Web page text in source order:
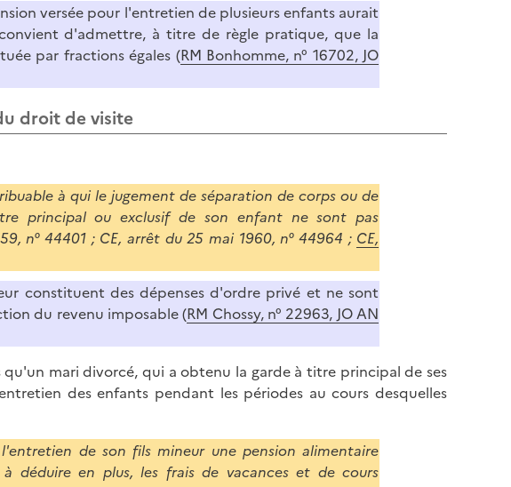
versée pour l'entretien de plusieurs enfants aurait
d'admettre, à titre de règle pratique, que la
par fractions égales (RM Bonhomme, n° 16702, JO
droit de visite
à qui le jugement de séparation de corps ou de
principal ou exclusif de son enfant ne sont pas
n° 44401 ; CE, arrêt du 25 mai 1960, n° 44964 ; CE,
constituent des dépenses d'ordre privé et ne sont
du revenu imposable (RM Chossy, n° 22963, JO AN
mari divorcé, qui a obtenu la garde à titre principal de ses
des enfants pendant les périodes au cours desquelles
de son fils mineur une pension alimentaire
déduire en plus, les frais de vacances et de cours